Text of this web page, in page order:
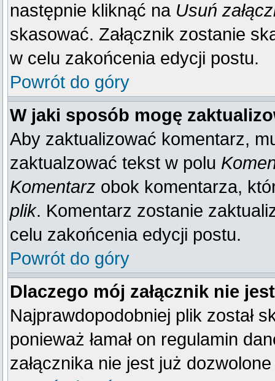
następnie kliknąć na Usuń
skasować. Załącznik zostanie
w celu zakońcenia edycji postu.
Powrót do góry
W jaki sposób mogę
Aby zaktualizować komentarz,
zaktualzować tekst w polu
Komentarz obok komentarza,
plik. Komentarz zostanie
celu zakońcenia edycji postu.
Powrót do góry
Dlaczego mój załącznik nie
Najprawdopodobniej plik został
ponieważ łamał on regulamin
załącznika nie jest już